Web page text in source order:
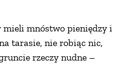
mieli mnóstwo pieniędzy i
tarasie, nie robiąc nic,
rzeczy nudne –